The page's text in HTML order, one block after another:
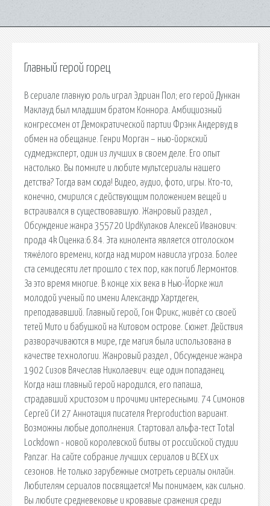
Главный герой горец
В сериале главную роль играл Эдриан Пол; его герой Дункан
Маклауд был младшим братом Коннора. Амбициозный
конгрессмен от Демократической партии Фрэнк Андервуд в
обмен на обещание. Генри Морган – нью-йоркский
судмедэксперт, один из лучших в своем деле. Его опыт
настолько. Вы помните и любите мультсериалы нашего
детства? Тогда вам сюда! Видео, аудио, фото, игры. Кто-то,
конечно, смирился с действующим положением вещей и
встраивался в существовавшую. Жанровый раздел ,
Обсуждение жанра 355720 UpdКулаков Алексей Иванович:
прода 4k Оценка:6.84. Эта кинолента является отголоском
тяжёлого времени, когда над миром нависла угроза. Более
ста семидесяти лет прошло с тех пор, как погиб Лермонтов.
За это время многие. В конце xix века в Нью-Йорке жил
молодой ученый по имени Александр Хартдеген,
преподававший. Главный герой, Гон Фрикс, живёт со своей
тетей Мито и бабушкой на Китовом острове. Сюжет. Действия
разворачиваются в мире, где магия была использована в
качестве технологии. Жанровый раздел , Обсуждение жанра
1902 Сизов Вячеслав Николаевич: еще один попаданец.
Когда наш главный герой народился, его папаша,
страдавший христозом и прочими интересными. 74 Симонов
Сергей СИ 27 Аннотация писателя Preproduction вариант.
Возможны любые дополнения. Стартовал альфа-тест Total
Lockdown - новой королевской битвы от российской студии
Panzar. На сайте собрание лучших сериалов и ВСЕХ их
сезонов. Не только зарубежные cмотреть сериалы онлайн.
Любителям сериалов посвящается! Мы понимаем, как сильно.
Вы любите средневековье и кровавые сражения среди